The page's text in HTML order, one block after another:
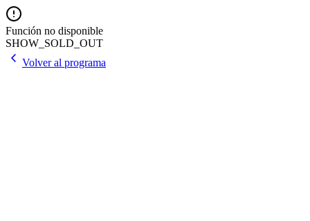
Función no disponible
SHOW_SOLD_OUT
Volver al programa